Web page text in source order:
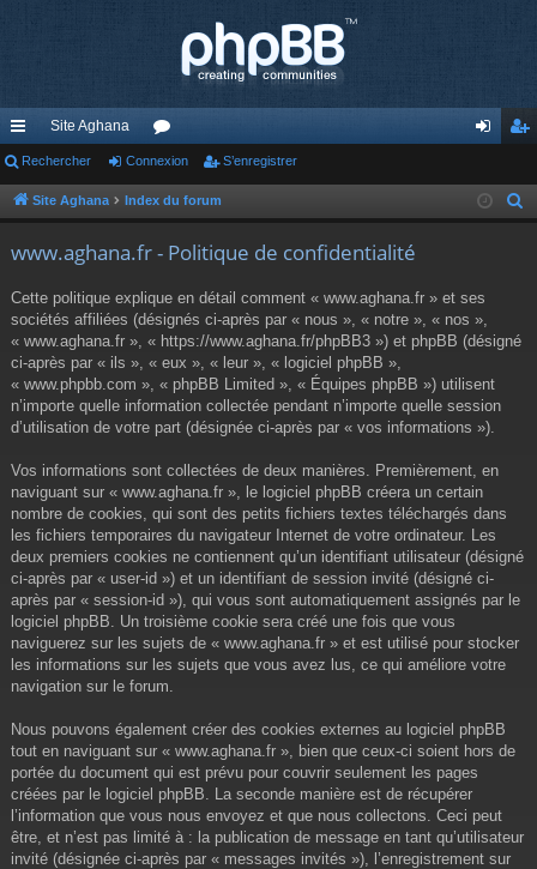
cc
ès
de
Site Aghana
or
u ne nr
Rechercher Connexion S’enregistrer
Site Aghana Index du forum
www.aghana.fr - Politique de confidentialité
Cette politique explique en détail comment « www.aghana.fr » et ses
sociétés affiliées (désignés ci-après par « nous », « notre », « nos »,
« www.aghana.fr », « https://www.aghana.fr/phpBB3 ») et phpBB (désigné
ci-après par « ils », « eux », « leur », « logiciel phpBB »,
« www.phpbb.com », « phpBB Limited », « Équipes phpBB ») utilisent
n’importe quelle information collectée pendant n’importe quelle session
d’utilisation de votre part (désignée ci-après par « vos informations »).
Vos informations sont collectées de deux manières. Premièrement, en
naviguant sur « www.aghana.fr », le logiciel phpBB créera un certain
nombre de cookies, qui sont des petits fichiers textes téléchargés dans
les fichiers temporaires du navigateur Internet de votre ordinateur. Les
deux premiers cookies ne contiennent qu’un identifiant utilisateur (désigné
ci-après par « user-id ») et un identifiant de session invité (désigné ci-
après par « session-id »), qui vous sont automatiquement assignés par le
logiciel phpBB. Un troisième cookie sera créé une fois que vous
naviguerez sur les sujets de « www.aghana.fr » et est utilisé pour stocker
les informations sur les sujets que vous avez lus, ce qui améliore votre
navigation sur le forum.
Nous pouvons également créer des cookies externes au logiciel phpBB
tout en naviguant sur « www.aghana.fr », bien que ceux-ci soient hors de
portée du document qui est prévu pour couvrir seulement les pages
créées par le logiciel phpBB. La seconde manière est de récupérer
l’information que vous nous envoyez et que nous collectons. Ceci peut
être, et n’est pas limité à : la publication de message en tant qu’utilisateur
invité (désignée ci-après par « messages invités »), l’enregistrement sur